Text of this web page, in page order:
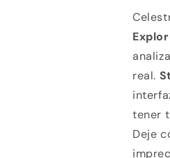
real.
tener
Deje